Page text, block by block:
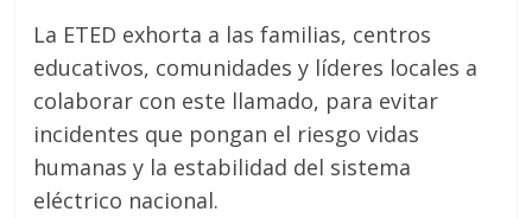
La ETED exhorta a las familias, centros
educativos, comunidades y líderes locales a
colaborar con este llamado, para evitar
incidentes que pongan el riesgo vidas
humanas y la estabilidad del sistema
eléctrico nacional.